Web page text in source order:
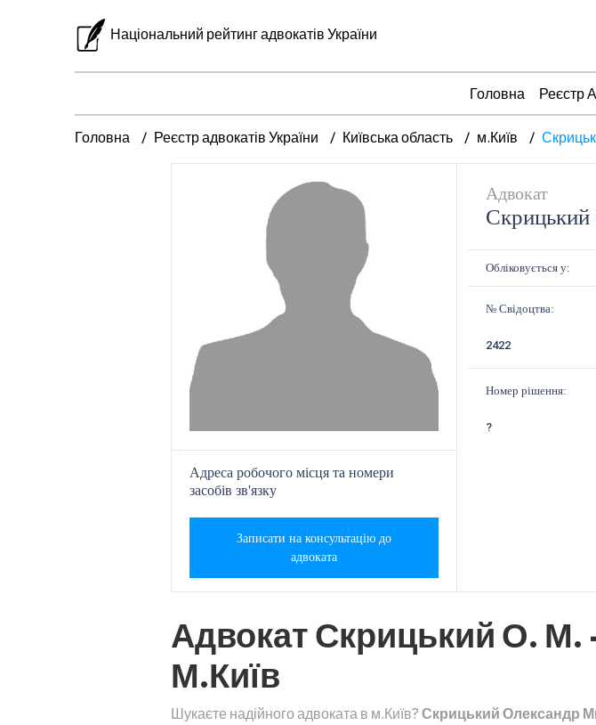
Національний рейтинг адвокатів України
Головна Реєстр
Головна Реєстр адвокатів України Київська область м.Київ
Адвокат
Обліковується у:
№ Свідоцтва:
2422
Номер рішення:
?
Адреса робочого місця та номери
засобів зв'язку
Записати на консультацію до
адвоката
Адвокат Скрицький О.
М.Київ
Шукаєте надійного адвоката в м.Київ? Скрицький Олександр